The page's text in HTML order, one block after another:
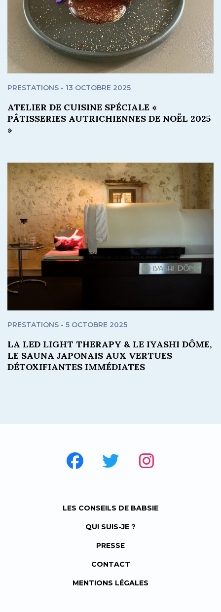
PRESTATIONS - 13 OCTOBRE 2025
ATELIER DE CUISINE SPÉCIALE «
PÂTISSERIES AUTRICHIENNES DE NOËL 2025
»
PRESTATIONS - 5 OCTOBRE 2025
LA LED LIGHT THERAPY & LE IYASHI DÔME,
LE SAUNA JAPONAIS AUX VERTUES
DÉTOXIFIANTES IMMÉDIATES
LES CONSEILS DE BABSIE
QUI SUIS-JE ?
PRESSE
CONTACT
MENTIONS LÉGALES